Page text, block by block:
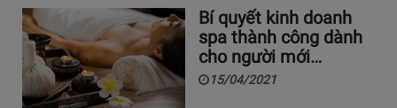
Bí quyết kinh doanh
spa thành công dành
cho người mới…
15/04/2021